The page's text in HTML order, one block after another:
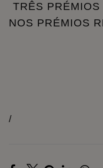
TRÊS PRÉMIOS
NOS PRÉMIOS
/